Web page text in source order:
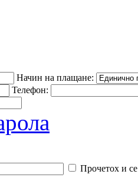
Начин на плащане:
Телефон:
Прочетох и